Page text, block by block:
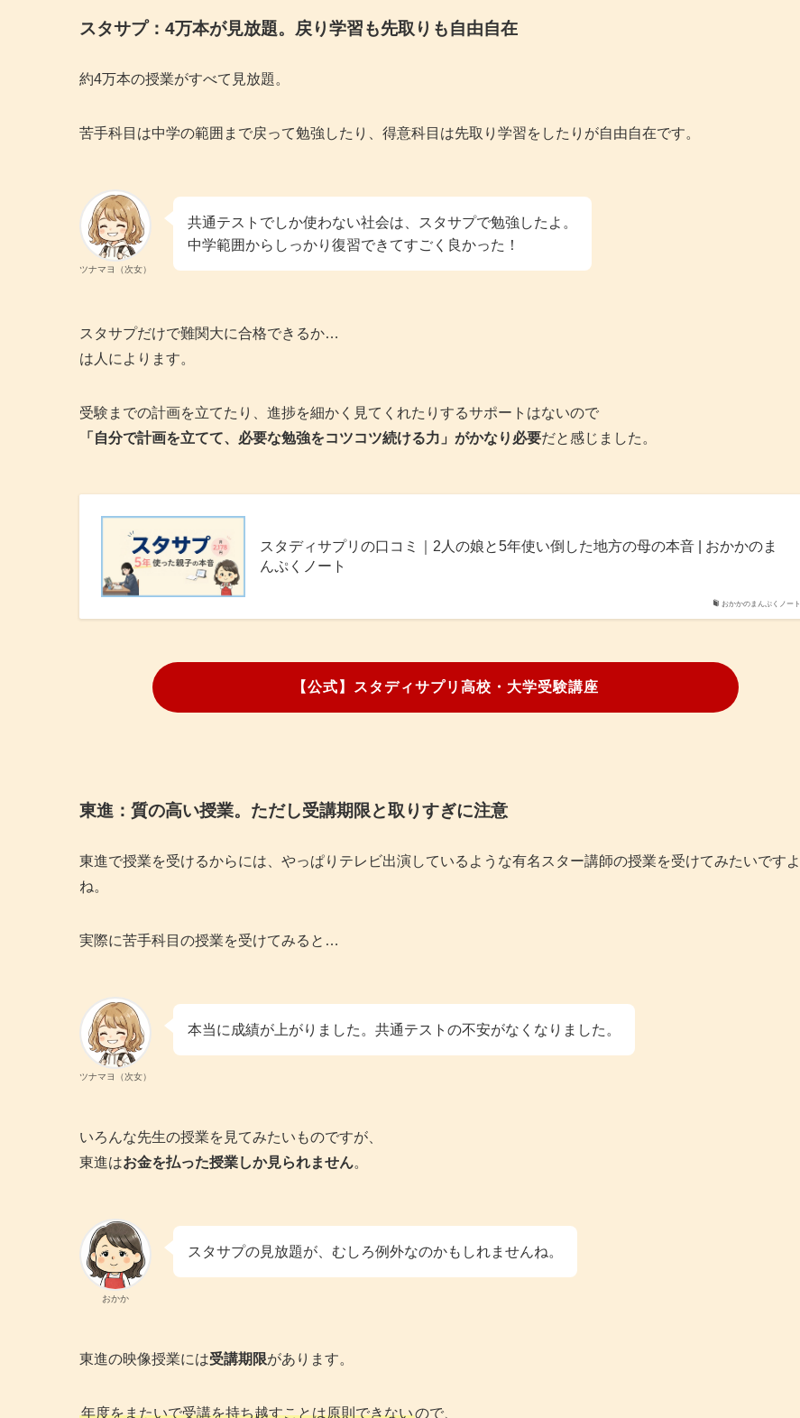
スタサプ：4万本が見放題。戻り学習も先取りも自由自在
約4万本の授業がすべて見放題。
苦手科目は中学の範囲まで戻って勉強したり、得意科目は先取り学習をしたりが自由自在です。
ツナマヨ（次女）
共通テストでしか使わない社会は、スタサプで勉強したよ。
中学範囲からしっかり復習できてすごく良かった！
スタサプだけで難関大に合格できるか…
は人によります。
受験までの計画を立てたり、進捗を細かく見てくれたりするサポートはないので
「自分で計画を立てて、必要な勉強をコツコツ続ける力」がかなり必要だと感じました。
おかかのまんぷくノート
スタディサプリの口コミ｜2人の娘と5年使い倒した地方の母の本音 | おかかのま
んぷくノート
【公式】スタディサプリ高校・大学受験講座
東進：質の高い授業。ただし受講期限と取りすぎに注意
東進で授業を受けるからには、やっぱりテレビ出演しているような有名スター講師の授業を受けてみたいですよ
ね。
実際に苦手科目の授業を受けてみると…
ツナマヨ（次女）
本当に成績が上がりました。共通テストの不安がなくなりました。
いろんな先生の授業を見てみたいものですが、
東進はお金を払った授業しか見られません。
おかか
スタサプの見放題が、むしろ例外なのかもしれませんね。
東進の映像授業には受講期限があります。
年度をまたいで受講を持ち越すことは原則できないので、